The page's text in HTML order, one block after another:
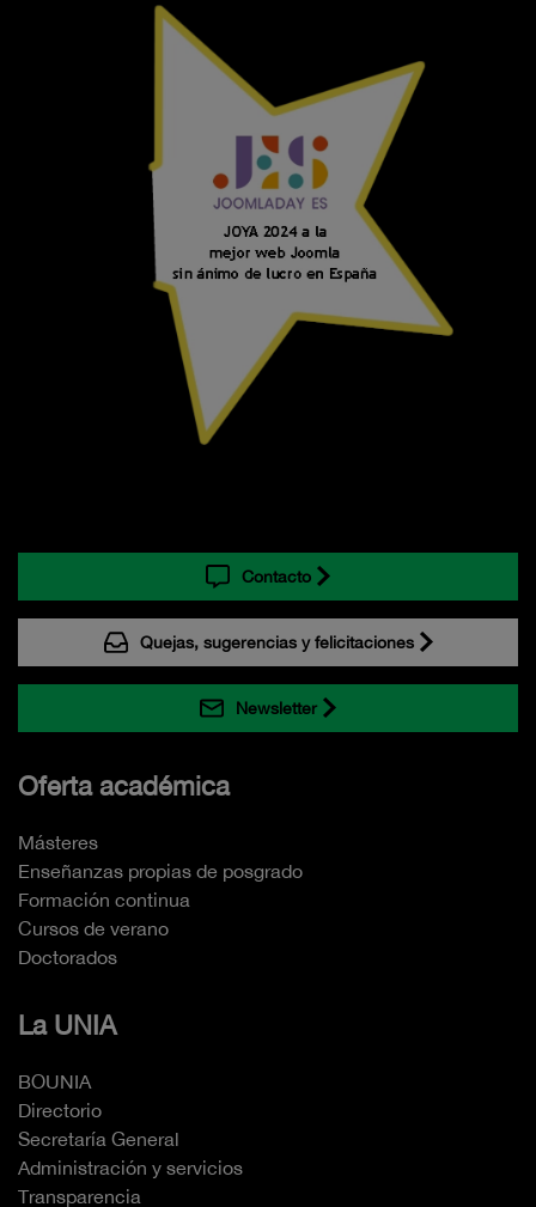
Contacto
Quejas, sugerencias y felicitaciones
Newsletter
Oferta académica
Másteres
Enseñanzas propias de posgrado
Formación continua
Cursos de verano
Doctorados
La UNIA
BOUNIA
Directorio
Secretaría General
Administración y servicios
Transparencia